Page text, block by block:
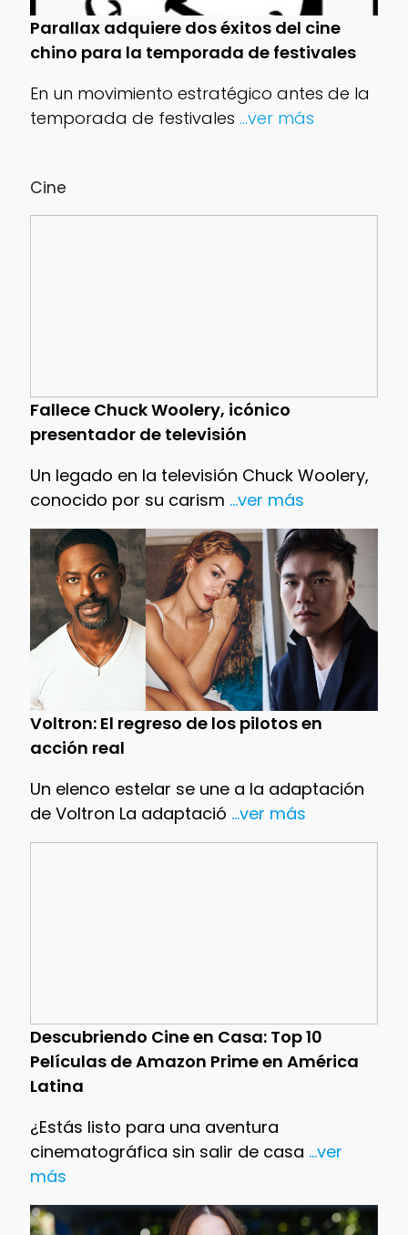
Cine
Fallece Chuck Woolery, icónico
presentador de televisión
Un legado en la televisión Chuck Woolery,
conocido por su carism ...ver más
Voltron: El regreso de los pilotos en
acción real
Un elenco estelar se une a la adaptación
de Voltron La adaptació ...ver más
Descubriendo Cine en Casa: Top 10
Películas de Amazon Prime en América
Latina
¿Estás listo para una aventura
cinematográfica sin salir de casa ...ver
más
Parallax adquiere dos éxitos del cine
chino para la temporada de festivales
En un movimiento estratégico antes de la
temporada de festivales ...ver más